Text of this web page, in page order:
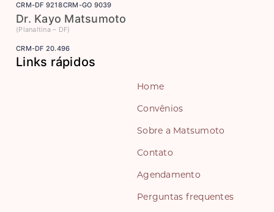
CRM-DF 9218CRM-GO 9039
Dr. Kayo Matsumoto
(Planaltina – DF)
CRM-DF 20.496
Links rápidos
Home
Convênios
Sobre a Matsumoto
Contato
Agendamento
Perguntas frequentes